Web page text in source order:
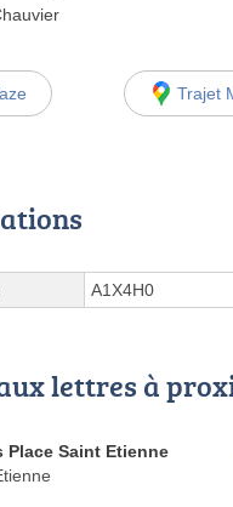
Trajet
A1X4H0
lettres à
Place Saint Etienne